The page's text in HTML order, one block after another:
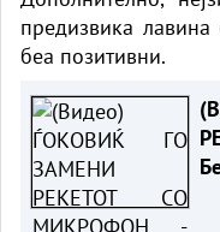
предизвика
беа позитивни.